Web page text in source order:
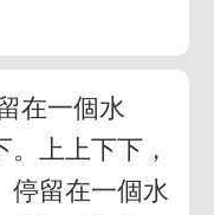
在一個水
上上下下，
停留在一個水